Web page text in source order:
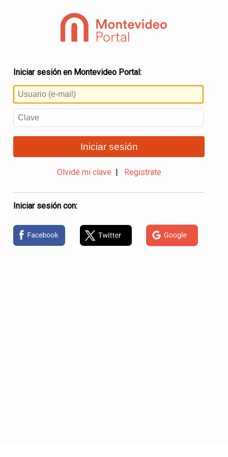
Iniciar sesión en Montevideo Portal:
Iniciar sesión
Olvidé mi clave Registrate
Iniciar sesión con: